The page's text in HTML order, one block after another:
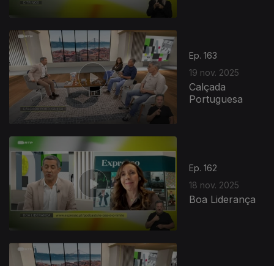
Ep. 163
19 nov. 2025
Calçada
Portuguesa
Ep. 162
18 nov. 2025
Boa Liderança
890012